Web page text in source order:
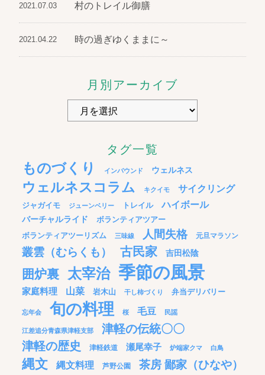
2021.07.03 村のトレイル御膳
2021.04.22 時の過ぎゆくままに～
月別アーカイブ
タグ一覧
ものづくり インバウンド ウェルネス
ウェルネスコラム キクイモ サイクリング
ジャガイモ ジューンベリー トレイル ハイボール
バーチャルライド
ボランティアツアー
ボランティアツーリズム
三味線 人間失格 元旦マラソン
叢雲（むらくも） 古民家 吉田松陰
囲炉裏 太宰治 季節の風景
家庭料理 山菜 岩木山 干し柿づくり 弁当デリバリー
忘年会 旬の料理 桜 毛豆 民謡
江差追分青森県津軽支部
津軽の伝統〇〇
津軽の歴史
津軽鉄道 瀬尾幸子 炉端家クマ 白鳥
縄文 縄文料理 芦野公園
茶房 鄙家（ひなや）